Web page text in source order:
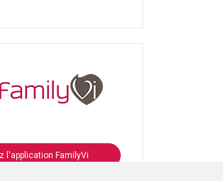
l'application FamilyVi